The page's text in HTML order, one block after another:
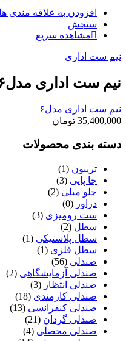
افزودن به علاقه مندی ها
سنجش
مشاهده سریع
نیم ست اداری
نیم ست اداری مدل۶
نیم ست اداری مدل۶
35,400,000 تومان
دسته بندی محصولات
تریبون (1)
جا پایی (3)
جلو مبلی (2)
دراور (0)
ست رومیزی (3)
سطل (2)
سطل پلاستیکی (1)
سطل فلزی (1)
صندلی (56)
صندلی آزمایشگاهی (2)
صندلی انتظار (3)
صندلی کارمندی (18)
صندلی کنفرانسی (13)
صندلی گردان (21)
صندلی محصلی (4)